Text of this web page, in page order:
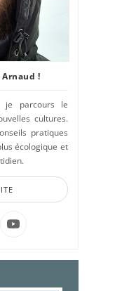
!
je parcours le
cultures.
pratiques
écologique et